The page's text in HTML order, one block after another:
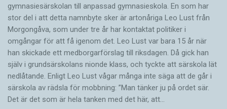
gymnasiesärskolan till anpassad gymnasieskola. En som har
stor del i att detta namnbyte sker är artonåriga Leo Lust från
Morgongåva, som under tre år har kontaktat politiker i
omgångar för att få igenom det. Leo Lust var bara 15 år när
han skickade ett medborgarförslag till riksdagen. Då gick han
själv i grundsärskolans nionde klass, och tyckte att särskola lät
nedlåtande. Enligt Leo Lust vågar många inte säga att de går i
särskola av rädsla för mobbning: ”Man tänker ju på ordet sär.
Det är det som är hela tanken med det här, att…